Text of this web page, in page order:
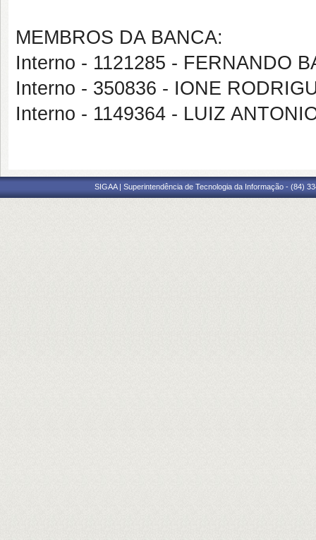
MEMBROS DA BANCA:
Interno - 1121285 - FERNANDO
Interno - 350836 - IONE
Interno - 1149364 - LUIZ
SIGAA | Superintendência de Tecnologia da Informação - (84)